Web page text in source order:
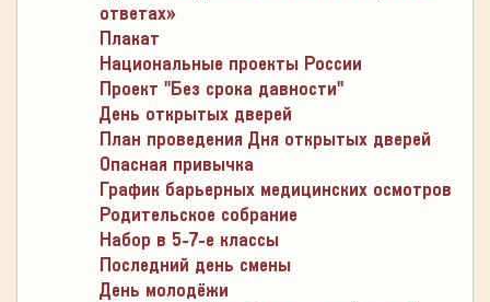
ответах»
Плакат
Национальные проекты России
Проект "Без срока давности"
День открытых дверей
План проведения Дня открытых дверей
Опасная привычка
График барьерных медицинских осмотров
Родительское собрание
Набор в 5-7-е классы
Последний день смены
День молодёжи